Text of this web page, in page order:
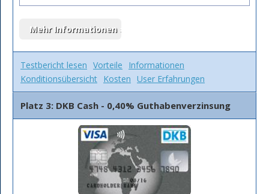
Testbericht lesen Vorteile
Informationen
Konditionsübersicht Kosten User Erfahrungen
Platz 3: DKB Cash - 0,40% Guthabenverzinsung